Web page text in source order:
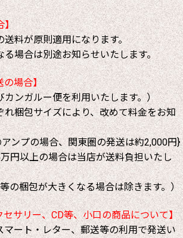
】
料が原則適用になります。
る場合は別途お知らせいたします。
の場合】
ンガルー便を利用いたします。）
れ梱包サイズにより、改めて料金をお知
ンプの場合、関東圏の発送は約2,000円}
円以上の場合は当店が送料負担いたし
の梱包が大きくなる場合は除きます。）
セサリー、CD等、小口の商品について】
マート・レター、郵送等の利用で発送い